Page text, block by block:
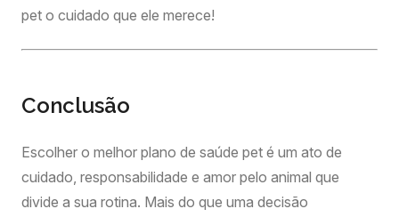
pet o cuidado que ele merece!
Conclusão
Escolher o melhor plano de saúde pet é um ato de
cuidado, responsabilidade e amor pelo animal que
divide a sua rotina. Mais do que uma decisão